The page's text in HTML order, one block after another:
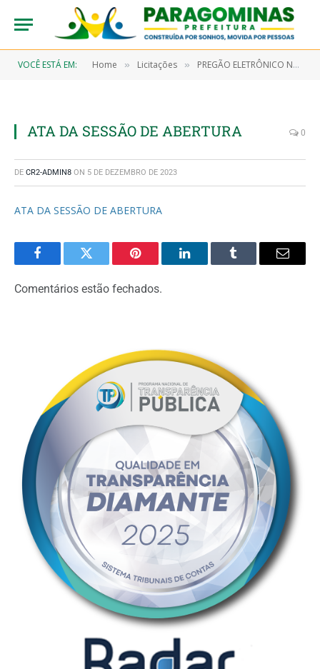
VOCÊ ESTÁ EM: Home » Licitações » PREGÃO ELETRÔNICO N° 9/2023-00011-SRP (AQUISIÇÃO DE PEÇAS DO TIPO MANGUEIRAS E TERMINAIS HIDRÁULICOS PARA SEREM UTILIZADAS NA MANUTENÇÃO DOS VEÍCULOS PESADOS E EQUIPAMENTOS PERTENCENTES A FROTA DA PREFEITURA MUNICIPAL DE PARAGOMINAS)
ATA DA SESSÃO DE ABERTURA 0
DE CR2-ADMIN8 ON 5 DE DEZEMBRO DE 2023
ATA DA SESSÃO DE ABERTURA
FacebookTwitter Pinterest LinkedInTumblr Email
Comentários estão fechados.